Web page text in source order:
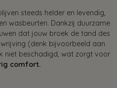
steeds helder en levendig,
wasbeurten. Dankzij duurzame
dat jouw broek de tand des
(denk bijvoorbeeld aan
niet beschadigd, wat zorgt voor
comfort.